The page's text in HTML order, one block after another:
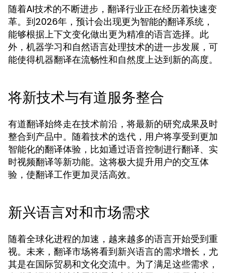
随着AI技术的不断进步，翻译行业正在经历着快速变
革。到2026年，预计会出现更为智能的翻译系统，
能够根据上下文变化做出更为精准的语言选择。此
外，机器学习和自然语言处理技术的进一步发展，可
能使得机器翻译在流畅性和自然度上达到新的高度。
将新技术与有道服务整合
有道翻译始终走在技术前沿，将最新的研究成果及时
整合到产品中。随着技术的迭代，用户将享受到更加
智能化的翻译体验，比如通过语音控制进行翻译、实
时视频翻译等新功能。这将极大提升用户的交互体
验，使翻译工作更加灵活高效。
新兴语言对和市场需求
随着全球化进程的加速，越来越多的语言开始受到重
视。未来，翻译市场将看到新兴语言的需求增长，尤
其是在国际贸易和文化交流中。为了满足这些需求，